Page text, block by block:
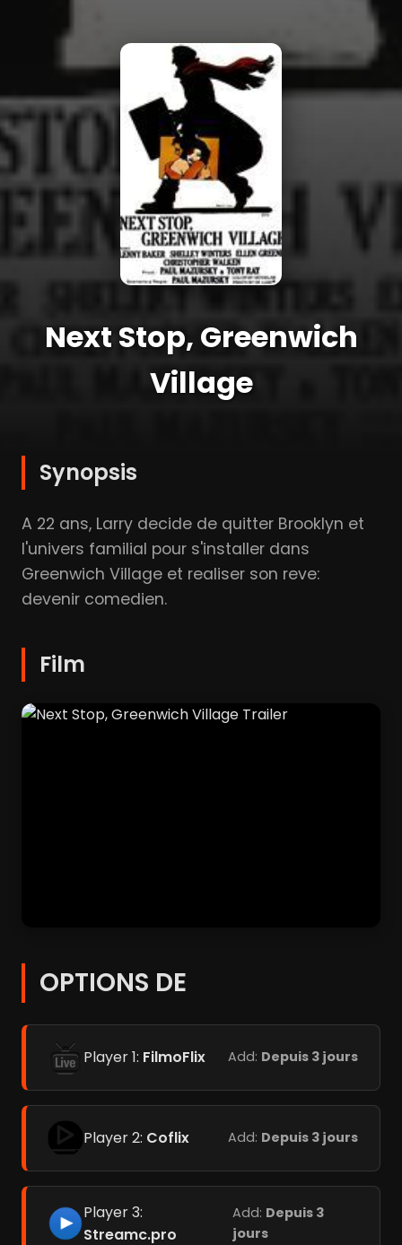
Next Stop, Greenwich
Village
Synopsis
A 22 ans, Larry decide de quitter Brooklyn et
l'univers familial pour s'installer dans
Greenwich Village et realiser son reve:
devenir comedien.
Film
OPTIONS DE
Player 1: FilmoFlix Add: Depuis 3 jours
Player 2: Coflix Add: Depuis 3 jours
Player 3:
Streamc.pro
Add: Depuis 3
jours